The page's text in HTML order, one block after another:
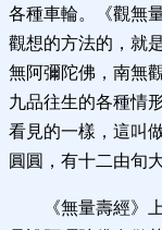
各種車輪。《觀無
觀想的方法的，就
無阿彌陀佛，南無
九品往生的各種情
看見的一樣，這叫
圓圓，有十二由旬
《無量壽經》